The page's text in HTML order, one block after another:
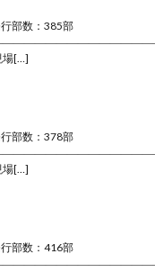
部数：385部
場[…]
部数：378部
場[…]
部数：416部